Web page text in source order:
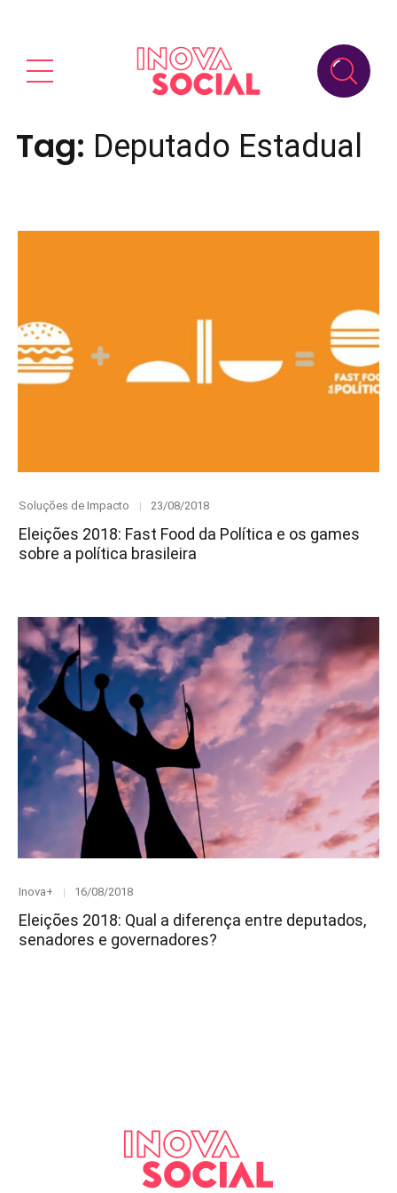
Tag: Deputado Estadual
Category
Soluções de Impacto
Posted
23/08/2018
Eleições 2018: Fast Food da Política e os games
sobre a política brasileira
Category
Inova+
Posted
16/08/2018
Eleições 2018: Qual a diferença entre deputados,
senadores e governadores?